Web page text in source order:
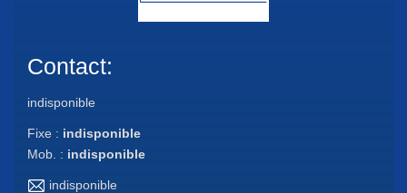
Contact:
indisponible
Fixe : indisponible
Mob. : indisponible
indisponible